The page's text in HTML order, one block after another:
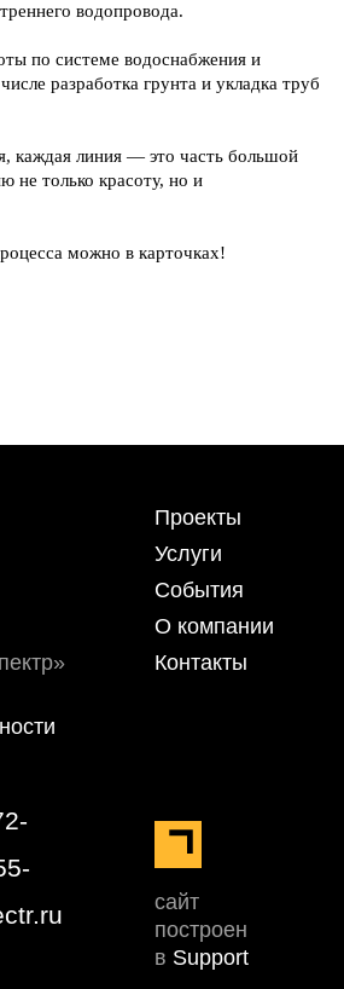
водопровода.
по системе водоснабжения и
разработка грунта и укладка труб
каждая линия — это часть большой
не только красоту, но и
можно в карточках!